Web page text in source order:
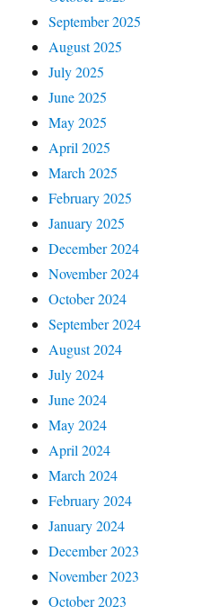
September 2025
August 2025
July 2025
June 2025
May 2025
April 2025
March 2025
February 2025
January 2025
December 2024
November 2024
October 2024
September 2024
August 2024
July 2024
June 2024
May 2024
April 2024
March 2024
February 2024
January 2024
December 2023
November 2023
October 2023